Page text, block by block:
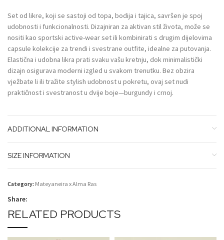
Set od likre, koji se sastoji od topa, bodija i tajica, savršen je spoj
udobnosti i funkcionalnosti. Dizajniran za aktivan stil života, može se
nositi kao sportski active-wear set ili kombinirati s drugim dijelovima
capsule kolekcije za trendi i svestrane outfite, idealne za putovanja.
Elastična i udobna likra prati svaku vašu kretnju, dok minimalistički
dizajn osigurava moderni izgled u svakom trenutku. Bez obzira
vježbate li ili tražite stylish udobnost u pokretu, ovaj set nudi
praktičnost i svestranost u dvije boje—burgundy i crnoj.
ADDITIONAL INFORMATION
SIZE INFORMATION
Category: Mateyaneira x Alma Ras
Share:
RELATED PRODUCTS